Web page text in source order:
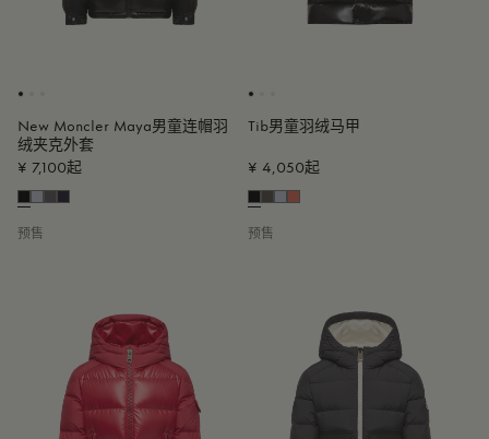
New Moncler Maya男童连帽羽
绒夹克外套
¥ 7,100起
预售
Tib男童羽绒马甲
¥ 4,050起
预售